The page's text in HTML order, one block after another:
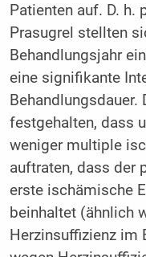
Patienten auf. D. h.
Prasugrel stellten
Behandlungsjahr
eine signifikante
Behandlungsdauer.
festgehalten, dass
weniger multiple
auftraten, dass der
erste ischämische
beinhaltet (ähnlich
Herzinsuffizienz im